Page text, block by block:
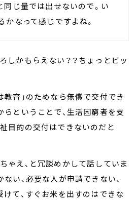
同じ量では出せないので。い
かなって感じですよね。
しかもらえない？？ちょっとビッ
教育」のためなら無償で交付でき
らということで、生活困窮者を支
目的の交付はできないのだと
ゃえ、と冗談めかして話していま
い、必要な人が申請できない、
けて、すぐお米を出すのはできな